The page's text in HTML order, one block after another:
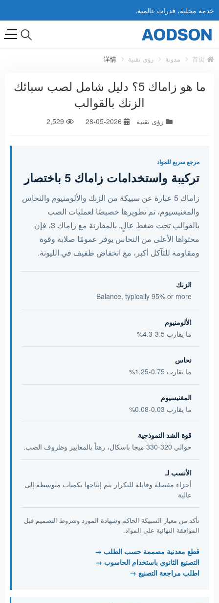
خدمة محلية، قدرات عالمية.
مدونة رؤى تقنية 详情
ما هو زاماك 5؟ دليل شامل لصب سبائك
الزنك بالقوالب
رؤى تقنية 2026-05-28
مرجع سريع للمواد
تركيبة واستخدامات زاماك 5 باختصار
زاماك 5 عبارة عن سبيكة من الزنك والألومنيوم والنحاس
والمغنيسيوم، تم تطويرها خصيصًا لعمليات الصب
بالقوالب تحت ضغط عالٍ. بالمقارنة مع زاماك 3، فإن
محتواها الأعلى من النحاس يوفر عمومًا صلابة وقوة
ومقاومة للتآكل أكبر، مع انخفاض طفيف في الليونة.
الزنك
Balance, typically 95% or more
الألومنيوم
ما يقارب 3.5-4.3%
نحاس
ما يقارب 0.75-1.25%
المغنيسيوم
ما يقارب 0.03-0.08%
قوة الشد النموذجية
حوالي 320-330 ميجا باسكال، رهناً بالمعايير وظروف الصب.
الأنسب لـ
أجزاء مفصلة وقابلة للتكرار يتم إنتاجها بكميات متوسطة إلى
عالية
تأكد من معيار السبيكة الحاكم وشهادة المورد وشروط التصميم قبل
الموافقة النهائية على المواد.
قطع معدنية مصممة حسب الطلب
التصنيع الثانوي باستخدام الحاسوب
اطلب مراجعة التصنيع